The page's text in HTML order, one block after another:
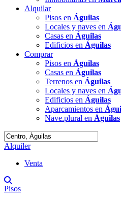
Alquilar
Pisos en Águilas
Locales y naves en
Casas en Águilas
Edificios en Águilas
Comprar
Pisos en Águilas
Casas en Águilas
Terrenos en Águilas
Locales y naves en
Edificios en Águilas
Aparcamientos en
Nave.plural en Águilas
Alquiler
Venta
Pisos